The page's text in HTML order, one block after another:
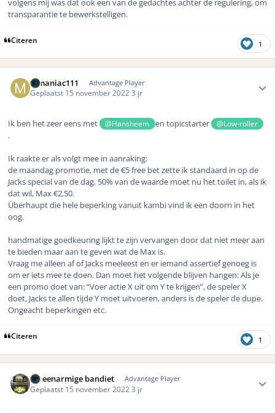
volgens mij was dat ook een van de gedachtes achter de regulering, om
transparantie te bewerkstelligen.
Citeren 1
mmaniac111 Advantage Player
Geplaatst 15 november 20223 jr
Ik ben het zeer eens met @Hansheem en topicstarter @Low-roller
.
Ik raakte er als volgt mee in aanraking:
de maandag promotie, met de €5 free bet zette ik standaard in op de
Jacks special van de dag. 50% van de waarde moet nu het toilet in, als ik
dat wil, Max €2,50.
Überhaupt die hele beperking vanuit kambi vind ik een doorn in het
oog.
handmatige goedkeuring lijkt te zijn vervangen door dat niet meer aan
te bieden maar aan te geven wat de Max is.
Vraag me alleen af of Jacks meeleest en er iemand assertief genoeg is
om er iets mee te doen. Dan moet het volgende blijven hangen: Als je
een promo doet van: “Voer actie X uit om Y te krijgen”, de speler X
doet, Jacks te allen tijde Y moet uitvoeren, anders is de speler de dupe.
Ongeacht beperkingen etc.
Citeren 1
De eenarmige bandiet Advantage Player
Geplaatst 15 november 2022 3 jr